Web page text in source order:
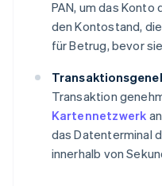
PAN, um das
den Kontostand,
für Betrug, bevor
Transaktion
Kartennetzwerk
das Datenterminal
innerhalb von